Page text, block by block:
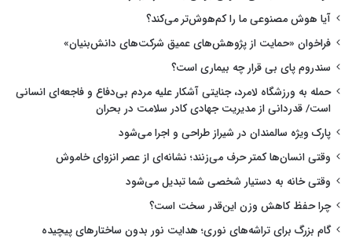
آیا هوش مصنوعی ما را کم‌هوش‌تر می‌کند؟
فراخوان «حمایت از پژوهش‌های عمیق شرکت‌های دانش‌بنیان»
سندروم پای بی قرار چه بیماری است؟
حمله به ورزشگاه لامرد، جنایتی آشکار علیه مردم بی‌دفاع و فاجعه‌ای انسانی
است/ قدردانی از مدیریت جهادی کادر سلامت در بحران
پارک ویژه سالمندان در شیراز طراحی و اجرا می‌شود
وقتی انسان‌ها کمتر حرف می‌زنند؛ نشانه‌ای از عصر انزوای خاموش
وقتی خانه به دستیار شخصی شما تبدیل می‌شود
چرا حفظ کاهش وزن این‌قدر سخت است؟
گام بزرگ برای تراشه‌های نوری؛ هدایت نور بدون ساختارهای پیچیده